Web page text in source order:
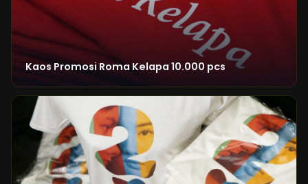
Kaos Promosi Roma Kelapa 10.000 pcs